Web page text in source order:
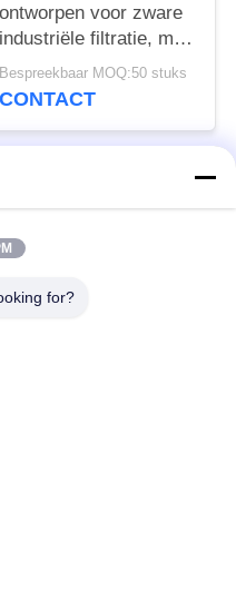
ontworpen voor zware
industriële filtratie, met
inbegrip van
asfaltcement en
Bespreekbaar MOQ:50 stuks
CONTACT
for?